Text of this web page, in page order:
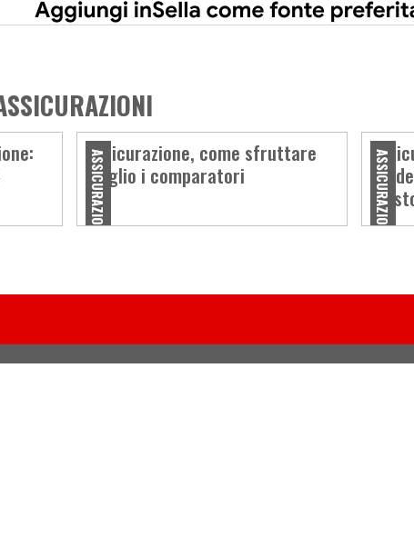
ASSICURAZIONI
Assicurazione, come sfruttare
meglio i comparatori
ASSICURAZIONI